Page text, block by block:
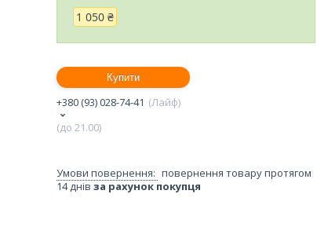
1 050 ₴
Купити
+380 (93) 028-74-41
Лайф
(до 21.00)
повернення товару протягом
14 днів за рахунок покупця